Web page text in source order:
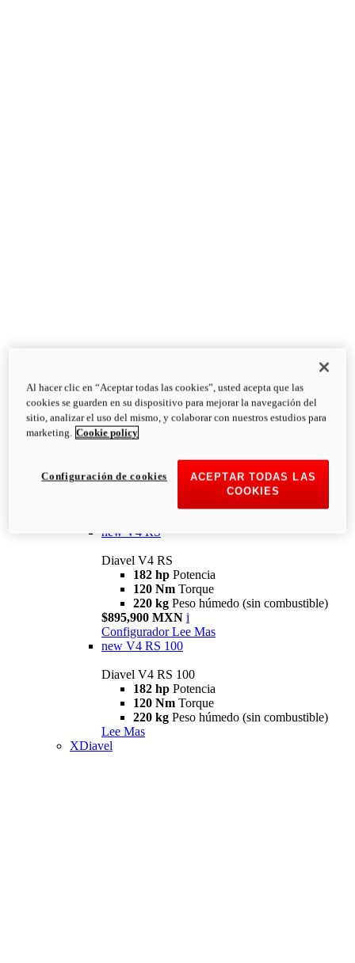
Diavel
V4
Diavel V4
126 NmTorque
223 kg
PESO HÚMEDO SIN
new V4 RS
Diavel V4 RS
182 hp Potencia
120 Nm Torque
220 kg Peso húmedo (sin combustible)
$895,900 MXN i
Configurador Lee Mas
new V4 RS 100
Diavel V4 RS 100
182 hp Potencia
120 Nm Torque
220 kg Peso húmedo (sin combustible)
Lee Mas
XDiavel
Al hacer clic en “Aceptar todas las cookies”, usted acepta que las
cookies se guarden en su dispositivo para mejorar la navegación del
sitio, analizar el uso del mismo, y colaborar con nuestros estudios para
marketing. Cookie policy
ACEPTAR TODAS LAS
COOKIES
Configuración de cookies